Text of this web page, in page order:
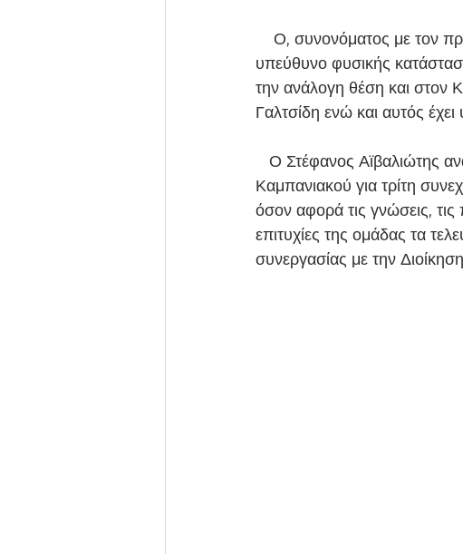
υπεύθυνο φυσικής
την ανάλογη θέση και στον
Γαλτσίδη ενώ και αυτός
Καμπανιακού για τρίτη
όσον αφορά τις γνώσεις, τις
επιτυχίες της ομάδας τα
συνεργασίας με την